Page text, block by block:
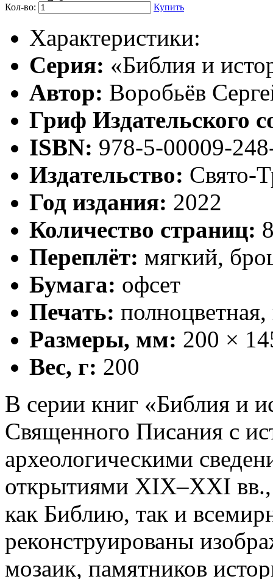
Кол-во: Купить
Характеристики:
Серия: «Библия и
Автор: Воробьёв
Гриф Издательского
ISBN: 978-5-00009-
Издательство: Свято-
Год издания: 2022
Количество страниц:
Переплёт: мягкий,
Бумага: офсет
Печать:
Размеры, мм: 200 ×
Вес, г: 200
В серии книг «Библия и
Священного Писания с
археологическими
открытиями XIX–XXI вв.,
как Библию, так и
реконструированы
мозаик, памятников